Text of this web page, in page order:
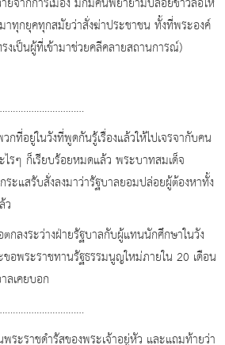
ทุกยุคทุกสมัยว่าสั่งฆ่าประชาชน ทั้งที่พระองค์
งเป็นผู้ที่เข้ามาช่วยคลีคลายสถานการณ์)
ที่อยู่ในวังที่พูดกันรู้เรื่องแล้วให้ไปเจรจากับคน
รๆ ก็เรียบร้อยหมดแล้ว พระบาทสมเด็จ
ะแสรับสั่งลงมาว่ารัฐบาลยอมปล่อยผู้ต้องหาทั้ง
ว
กลงระว่างฝ่ายรัฐบาลกับผู้แทนนักศึกษาในวัง
อพระราชทานรัฐธรรมนูญใหม่ภายใน 20 เดือน
เคยบอก
ระราชดำรัสของพระเจ้าอยู่หัว และแถมท้ายว่า